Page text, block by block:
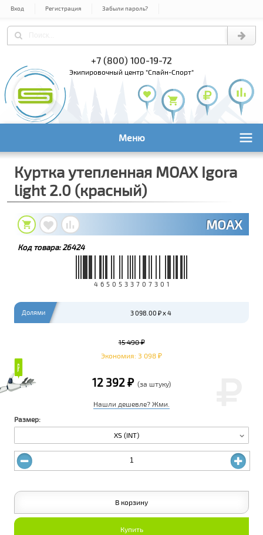
Вход Регистрация Забыли пароль?
+7 (800) 100-19-72
экипировочный центр "Спайн-Спорт"
Меню
Куртка утепленная MOAX Igora
light 2.0 (красный)
MOAX
Код товара:26424
4650533707301
₽₽
Долями 3 098.00 ₽ x 4
15 490 ₽
Экономия: 3 098 ₽
12 392 ₽ (за штуку)
Нашли дешевле? Жми.
Размер:
XS (INT)
В корзину
Купить